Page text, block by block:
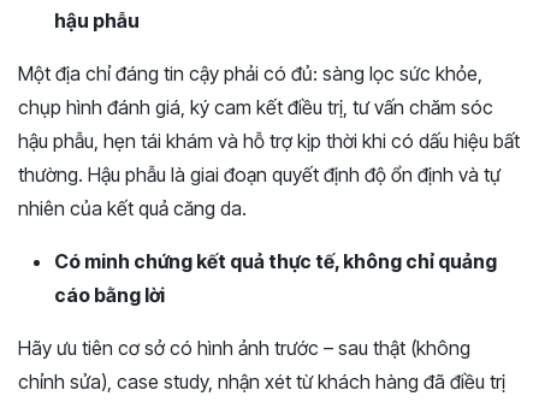
hậu phẫu
Một địa chỉ đáng tin cậy phải có đủ: sàng lọc sức khỏe,
chụp hình đánh giá, ký cam kết điều trị, tư vấn chăm sóc
hậu phẫu, hẹn tái khám và hỗ trợ kịp thời khi có dấu hiệu bất
thường. Hậu phẫu là giai đoạn quyết định độ ổn định và tự
nhiên của kết quả căng da.
Có minh chứng kết quả thực tế, không chỉ quảng
cáo bằng lời
Hãy ưu tiên cơ sở có hình ảnh trước – sau thật (không
chỉnh sửa), case study, nhận xét từ khách hàng đã điều trị